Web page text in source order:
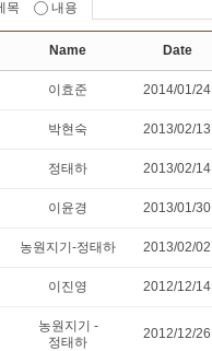
목 내용
Name Date
이효준 2014/01/24
박현숙 2013/02/13
정태하 2013/02/14
이윤경 2013/01/30
농원지기-정태하 2013/02/02
이진영 2012/12/14
농원지기 -
정태하
2012/12/26